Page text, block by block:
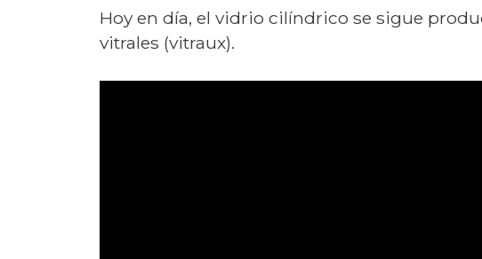
Hoy en día, el vidrio cilíndrico se sigue
vitrales (vitraux).